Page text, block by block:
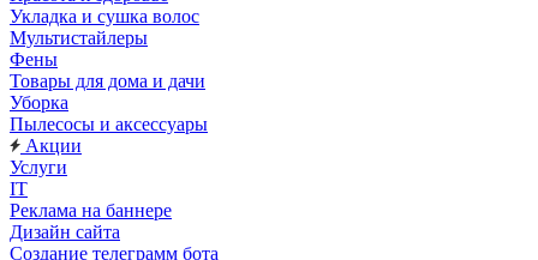
Укладка и сушка волос
Мультистайлеры
Фены
Товары для дома и дачи
Уборка
Пылесосы и аксессуары
Акции
Услуги
IT
Реклама на баннере
Дизайн сайта
Создание телеграмм бота